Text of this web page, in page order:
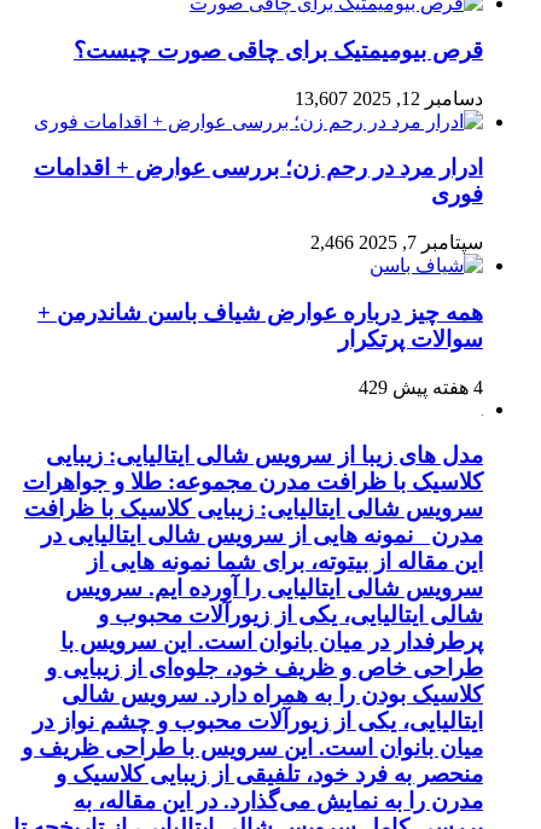
قرص بیومیمتیک برای چاقی صورت چیست؟
دسامبر 12, 2025 13,607
ادرار مرد در رحم زن؛ بررسی عوارض + اقدامات
فوری
سپتامبر 7, 2025 2,466
همه چیز درباره عوارض شیاف باسن شاندرمن +
سوالات پرتکرار
4 هفته پیش 429
مدل های زیبا از سرویس شالی ایتالیایی: زیبایی
کلاسیک با ظرافت مدرن مجموعه: طلا و جواهرات
سرویس شالی ایتالیایی: زیبایی کلاسیک با ظرافت
مدرن نمونه هایی از سرویس شالی ایتالیایی در
این مقاله از بیتوته، برای شما نمونه هایی از
سرویس شالی ایتالیایی را آورده ایم. سرویس
شالی ایتالیایی، یکی از زیورآلات محبوب و
پرطرفدار در میان بانوان است. این سرویس با
طراحی خاص و ظریف خود، جلوه‌ای از زیبایی و
کلاسیک بودن را به همراه دارد. سرویس شالی
ایتالیایی، یکی از زیورآلات محبوب و چشم نواز در
میان بانوان است. این سرویس با طراحی ظریف و
منحصر به فرد خود، تلفیقی از زیبایی کلاسیک و
مدرن را به نمایش می‌گذارد. در این مقاله، به